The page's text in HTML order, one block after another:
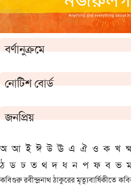
বর্ণানুক্রমে
নোটিশ বোর্ড
জনপ্রিয়
অ আ ই ঈ উ ঊ এ ঐ ও ক খ
ঠ ড ঢ ত থ দ ধ ন প ফ ব ভ
কবিগুরু রবীন্দ্রনাথ ঠাকুরের মৃত্যুবার্ষিকীতে